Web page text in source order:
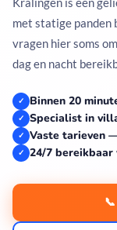
met statige panden
vragen hier soms
dag en nacht
✓ Binnen 20
✓ Specialist in
✓ Vaste tarieven
✓ 24/7 bereikbaar